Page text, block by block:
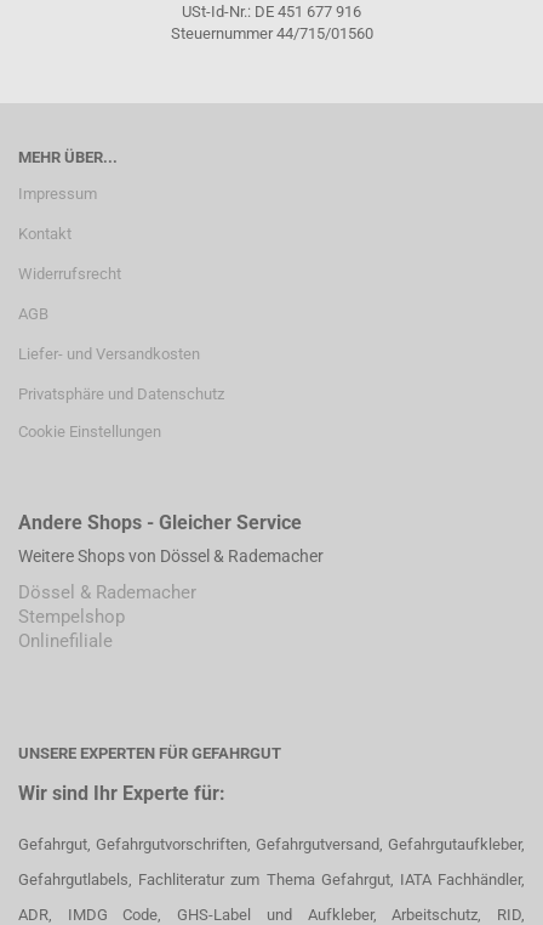
USt-Id-Nr.: DE 451 677 916
Steuernummer 44/715/01560
MEHR ÜBER...
Impressum
Kontakt
Widerrufsrecht
AGB
Liefer- und Versandkosten
Privatsphäre und Datenschutz
Cookie Einstellungen
Andere Shops - Gleicher Service
Weitere Shops von Dössel & Rademacher
Dössel & Rademacher
Stempelshop
Onlinefiliale
UNSERE EXPERTEN FÜR GEFAHRGUT
Wir sind Ihr Experte für:
Gefahrgut, Gefahrgutvorschriften, Gefahrgutversand, Gefahrgutaufkleber,
Gefahrgutlabels, Fachliteratur zum Thema Gefahrgut, IATA Fachhändler,
ADR, IMDG Code, GHS-Label und Aufkleber, Arbeitschutz, RID,